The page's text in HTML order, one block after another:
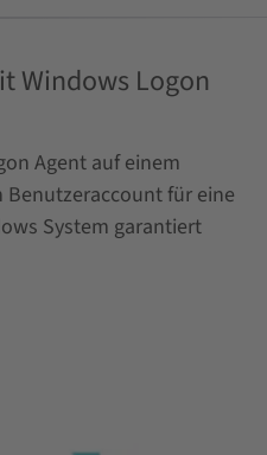
Windows Logon
Agent auf einem
für eine
System garantiert